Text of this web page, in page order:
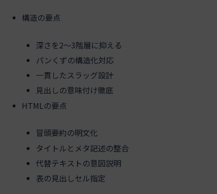
構造の要点
深さを2〜3階層に抑える
パンくずの構造化対応
一貫したスラッグ設計
見出しの意味付け徹底
HTMLの要点
冒頭要約の明文化
タイトルとメタ記述の整合
代替テキストの意図説明
表の見出しセル指定